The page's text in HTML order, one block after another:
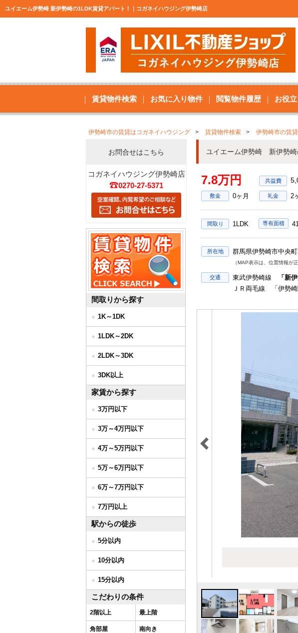
ユイエーム伊勢崎 新伊勢崎の1LDK賃貸アパート！｜コガネイハウジング伊勢崎店
賃貸物件検索 お気に入り物件 閲覧物件履歴 お役
伊勢崎市の賃貸はコガネイハウジング 賃貸物件検索 伊勢崎市の賃
ユイエーム伊勢崎 新伊勢崎
7.8万円
敷金 0ヶ月 礼金 2
間取り 1LDK 専有面積
所在地 群馬県伊勢崎市中央
（MAP表示は、位置情報が
交通 東武伊勢崎線 「新
ＪＲ両毛線 「伊勢
お問合せはこちら
コガネイハウジング伊勢崎店
0270-27-5371
間取りから探す
1K～1DK
1LDK～2DK
2LDK～3DK
3DK以上
家賃から探す
3万円以下
3万～4万円以下
4万～5万円以下
5万～6万円以下
6万～7万円以下
7万円以上
駅からの徒歩
5分以内
10分以内
15分以内
こだわりの条件
2階以上 最上階
角部屋 南向き